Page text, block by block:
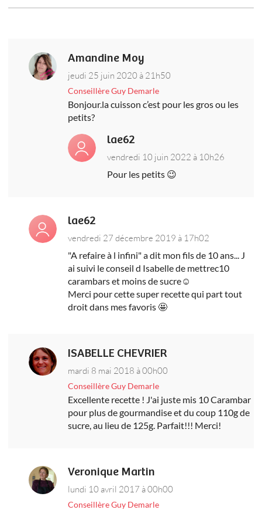
Amandine Moy
jeudi 25 juin 2020 à 21h50
Conseillère Guy Demarle
Bonjour.la cuisson c’est pour les gros ou les
petits?
lae62
vendredi 10 juin 2022 à 10h26
Pour les petits 😉
lae62
vendredi 27 décembre 2019 à 17h02
"A refaire à l infini" a dit mon fils de 10 ans... J
ai suivi le conseil d Isabelle de mettrec10
carambars et moins de sucre☺
Merci pour cette super recette qui part tout
droit dans mes favoris 🤩
ISABELLE CHEVRIER
mardi 8 mai 2018 à 00h00
Conseillère Guy Demarle
Excellente recette ! J'ai juste mis 10 Carambar
pour plus de gourmandise et du coup 110g de
sucre, au lieu de 125g. Parfait!!! Merci!
Veronique Martin
lundi 10 avril 2017 à 00h00
Conseillère Guy Demarle